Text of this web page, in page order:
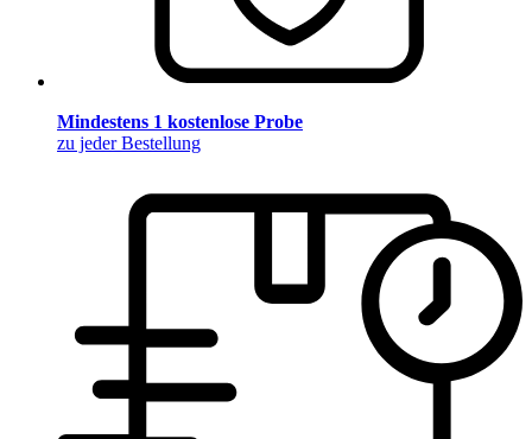
Mindestens 1 kostenlose Probe
zu jeder Bestellung